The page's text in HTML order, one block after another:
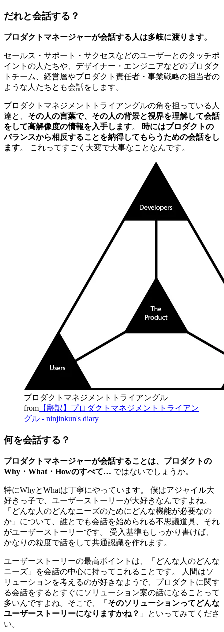
だれと会話する？
プロダクトマネージャーが会話する人は多岐に渡ります。
セールス・サポート・サクセスなどのユーザーとのタッチポ
イントの人たちや、デザイナー・エンジニアなどのプロダク
トチーム、経営層やプロダクト責任者・事業戦略の担当者の
ような人たちとも会話をします。
プロダクトマネジメントトライアングルの角を担っている人
達と、 その人の言葉で、その人の背景と視界を理解して会話
をして高解像度の情報を入手します。
時にはプロダクトの
バランスから相反することを納得してもらうための会話をし
ます。 これってすごく大変で大事なことなんです。
プロダクトマネジメントトライアングル
from 【翻訳】プロダクトマネジメントトライアン
グル - ninjinkun's diary
何を会話する？
プロダクトマネージャーが会話することは、プロダクトの
Why・What・Howのすべて… ではないでしょうか。
特にWhyとWhatは丁寧にやっています。 僕はアジャイル大
好きっ子で、ユーザーストーリーが大好きなんですよね。
「どんな人のどんなニーズのためにどんな機能が必要なの
か」について、誰とでも会話を始められる不思議道具、それ
がユーザーストーリーです。 受入基準もしっかり書けば、
かなりの粒度で話をして共通認識を作れます。
ユーザーストーリーの最高ポイントは、「どんな人のどんな
ニーズ」を会話の中心に持ってこれることです。 人間はソ
リューションを考えるのが好きなようで、プロダクトに関す
る会話をするとすぐにソリューション案の話になることって
多いんですよね。そこで、「 そのソリューションってどんな
ユーザーストーリーになりますかね？ 」といってみてくださ
い。